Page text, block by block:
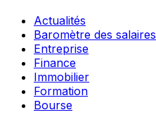
Actualités
Baromètre des salaires
Entreprise
Finance
Immobilier
Formation
Bourse